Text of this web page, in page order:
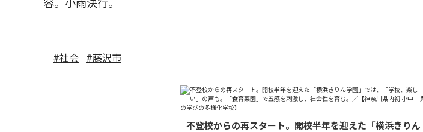
容。小雨決行。
#社会 #藤沢市
不登校からの再スタート。開校半年を迎えた「横浜きりん